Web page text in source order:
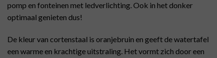
pomp en fonteinen met ledverlichting. Ook in het donker
optimaal genieten dus!
De kleur van cortenstaal is oranjebruin en geeft de watertafel
een warme en krachtige uitstraling. Het vormt zich door een